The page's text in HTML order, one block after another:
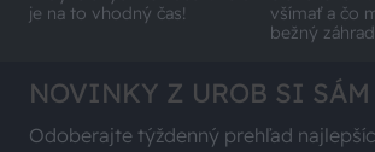
je na to vhodný čas!
všímať a čo
bežný
NOVINKY Z UROB SI SÁM
Odoberajte týždenný prehľad